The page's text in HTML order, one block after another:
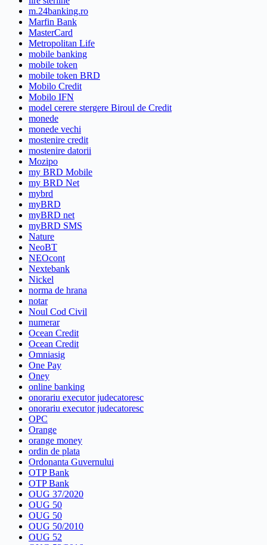
m.24banking.ro
Marfin Bank
MasterCard
Metropolitan Life
mobile banking
mobile token
mobile token BRD
Mobilo Credit
Mobilo IFN
model cerere stergere Biroul de Credit
monede
monede vechi
mostenire credit
mostenire datorii
Mozipo
my BRD Mobile
my BRD Net
mybrd
myBRD
myBRD net
myBRD SMS
Nature
NeoBT
NEOcont
Nextebank
Nickel
norma de hrana
notar
Noul Cod Civil
numerar
Ocean Credit
Ocean Credit
Omniasig
One Pay
Oney
online banking
onorariu executor judecatoresc
onorariu executor judecatoresc
OPC
Orange
orange money
ordin de plata
Ordonanta Guvernului
OTP Bank
OTP Bank
OUG 37/2020
OUG 50
OUG 50
OUG 50/2010
OUG 52